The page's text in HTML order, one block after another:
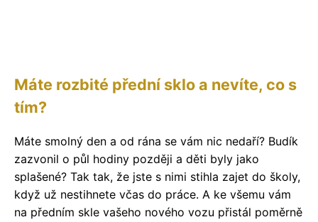
Máte rozbité přední sklo a nevíte, co s
tím?
Máte smolný den a od rána se vám nic nedaří? Budík
zazvonil o půl hodiny později a děti byly jako
splašené? Tak tak, že jste s nimi stihla zajet do školy,
když už nestihnete včas do práce. A ke všemu vám
na předním skle vašeho nového vozu přistál poměrně